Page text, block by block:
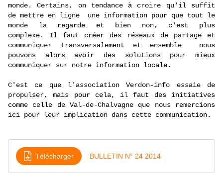
monde.
Certains, on tendance à croire qu'il suffit
de mettre en ligne une information pour que tout le
monde la regarde et bien non, c'est plus
complexe.
Il faut créer des réseaux de partage et
communiquer transversalement et ensemble nous
pouvons alors avoir des solutions pour mieux
communiquer sur notre information locale.
C'est ce que l'associationVerdon-info essaie de
propulser, mais pour cela, il faut des initiatives
comme celle de Val-de-Chalvagne que nous remercions
ici pour leur implication dans cette communication.
Télécharger BULLETIN N° 24 2014